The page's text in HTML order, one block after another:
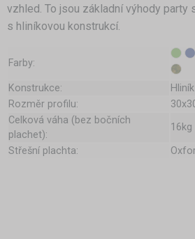
vzhled. To jsou základní výhody party
s hliníkovou konstrukcí.
Farby:
Konstrukce:
Hliník
Rozměr profilu:
Celková váha (bez bočních
plachet):
16kg
Střešní plachta: